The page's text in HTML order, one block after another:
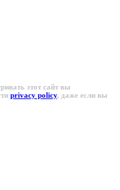
этот сайт вы
privacy policy, даже если вы